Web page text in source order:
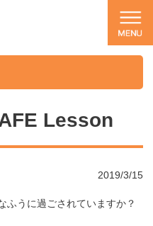
Lesson
2019/3/15
ふうに過ごされていますか？